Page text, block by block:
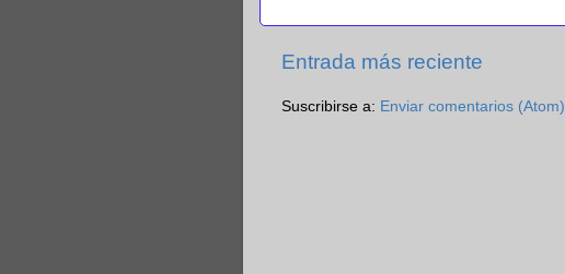
Entrada más reciente
Suscribirse a: Enviar comentarios (Atom)